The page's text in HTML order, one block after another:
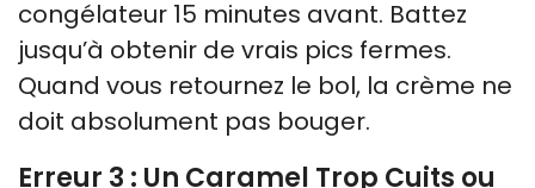
congélateur 15 minutes avant. Battez
jusqu’à obtenir de vrais pics fermes.
Quand vous retournez le bol, la crème ne
doit absolument pas bouger.
Erreur 3 : Un Caramel Trop Cuits ou